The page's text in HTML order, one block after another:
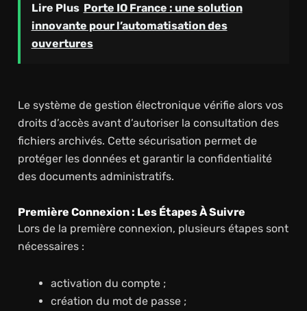
Lire Plus Porte IO France : une solution
innovante pour l’automatisation des
ouvertures
Le système de gestion électronique vérifie alors vos
droits d’accès avant d’autoriser la consultation des
fichiers archivés. Cette sécurisation permet de
protéger les données et garantir la confidentialité
des documents administratifs.
Première Connexion : Les Étapes À Suivre
Lors de la première connexion, plusieurs étapes sont
nécessaires :
activation du compte ;
création du mot de passe ;